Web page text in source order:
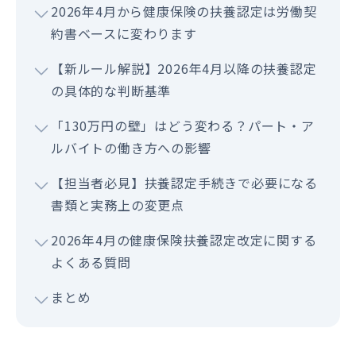
2026年4月から健康保険の扶養認定は労働契
約書ベースに変わります
【新ルール解説】2026年4月以降の扶養認定
の具体的な判断基準
「130万円の壁」はどう変わる？パート・ア
ルバイトの働き方への影響
【担当者必見】扶養認定手続きで必要になる
書類と実務上の変更点
2026年4月の健康保険扶養認定改定に関する
よくある質問
まとめ